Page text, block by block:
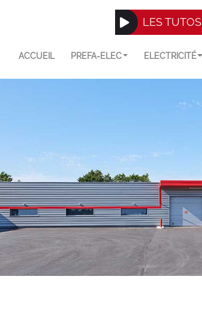
LES TUTOS
ACCUEIL PREFA-ELEC ELECTRICITÉ